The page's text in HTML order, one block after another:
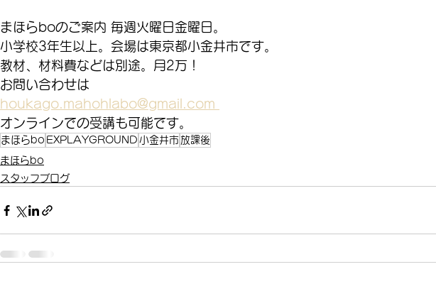
まほらboのご案内 毎週火曜日金曜日。
小学校3年生以上。会場は東京都小金井市です。
教材、材料費などは別途。月2万！
お問い合わせは
houkago.mahohlabo@gmail.com
オンラインでの受講も可能です。
まほらbo EXPLAYGROUND 小金井市 放課後
まほらbo
スタッフブログ